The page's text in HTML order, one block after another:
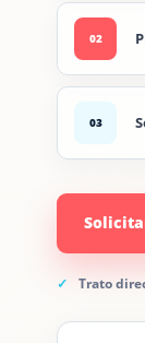
02
03
Trato